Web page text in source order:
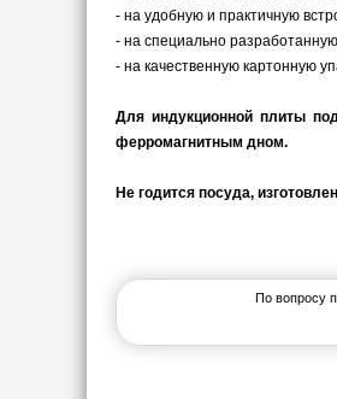
- на удобную и практичную
- на специально
- на качественную картонную
Для индукционной плиты
ферромагнитным дном.
Не годится посуда,
По вопросу